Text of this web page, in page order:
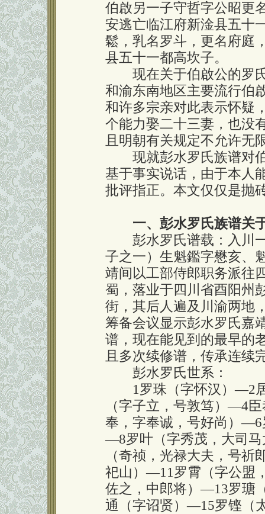
伯啟另一子守哲字公昭更
安逃亡临江府新淦县五十
鬆，乳名罗斗，更名府庭
县五十一都高坎子。
现在关于伯啟公的罗氏
和渝东南地区主要流行伯
和许多宗亲对此表示怀疑
个能力娶二十三妻，也没
且明朝有关规定不允许无
现就彭水罗氏族谱对伯
基于事实说话，由于本人
批评指正。本文仅仅是抛
一、彭水罗氏族谱关
彭水罗氏谱载：入川一
子之一）生魁鑑字懋亥、
靖间以工部侍郎职务派往
蜀，落业于四川省酉阳州
街，其后人遍及川渝两地
筹备会议显示彭水罗氏嘉
谱，现在能见到的最早的
且多次续修谱，传承连续
彭水罗氏世系：
1罗珠（字怀汉）—2居
（字子立，号敦笃）—4
奉，字奉诚，号好尚）
—8罗叶（字秀茂，大司
（奇祯，光禄大夫，号
祀山）—11罗霄（字公盟
佐之，中郎将）—13罗瑭
通（字诏贤）—15罗铿（